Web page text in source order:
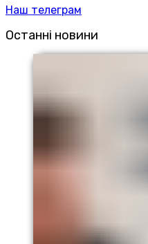
Наш телеграм
Останні новини